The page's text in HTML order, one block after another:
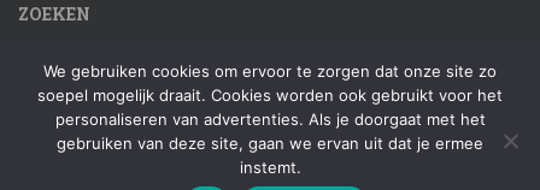
ZOEKEN
Zoek
naar:
We gebruiken cookies om ervoor te zorgen dat onze site zo
soepel mogelijk draait. Cookies worden ook gebruikt voor het
personaliseren van advertenties. Als je doorgaat met het
gebruiken van deze site, gaan we ervan uit dat je ermee
instemt.